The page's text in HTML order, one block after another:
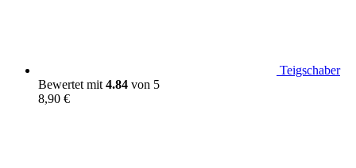
Teigschaber
Bewertet mit 4.84 von 5
8,90 €